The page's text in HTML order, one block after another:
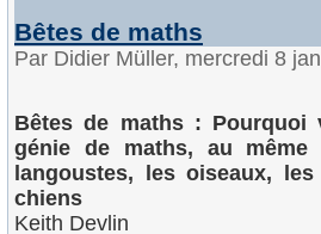
Bêtes de maths
Par Didier Müller, mercredi 8
Bêtes de maths : Pourquoi
génie de maths, au
langoustes, les oiseaux,
chiens
Keith Devlin